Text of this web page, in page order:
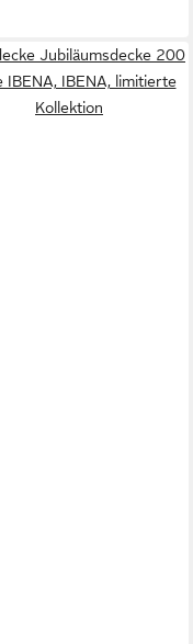
Jubiläumsdecke 200
IBENA, IBENA, limitierte
Kollektion